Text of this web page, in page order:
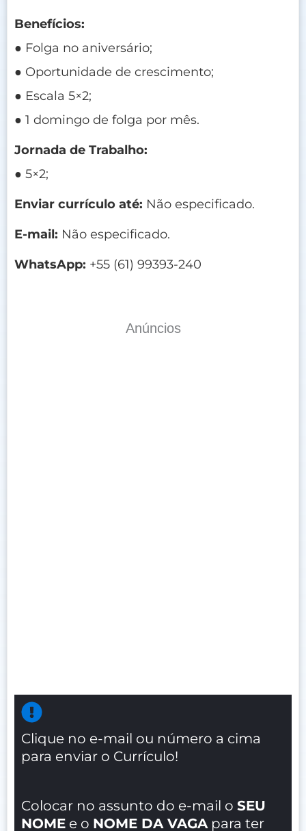
Benefícios:
● Folga no aniversário;
● Oportunidade de crescimento;
● Escala 5×2;
● 1 domingo de folga por mês.
Jornada de Trabalho:
● 5×2;
Enviar currículo até: Não especificado.
E-mail: Não especificado.
WhatsApp: +55 (61) 99393-240
Anúncios
Clique no e-mail ou número a cima
para enviar o Currículo!
Colocar no assunto do e-mail o SEU
NOME e o NOME DA VAGA para ter